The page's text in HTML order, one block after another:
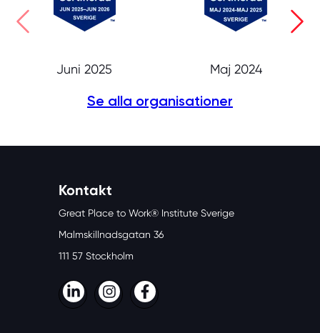
Juni 2025 Maj 2024
Se alla organisationer
Kontakt
Great Place to Work® Institute Sverige
Malmskillnadsgatan 36
111 57 Stockholm
LinkedInInstagramFacebook